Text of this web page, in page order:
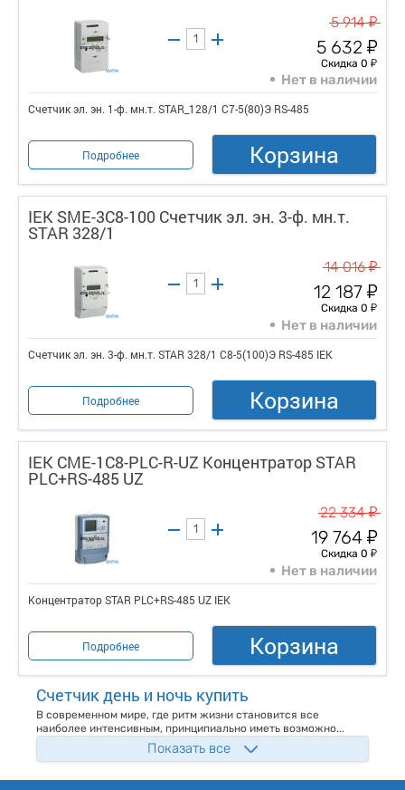
5 914у
5 632 у
Скидка 0 у
Нет в наличии
Счетчик эл. эн. 1-ф. мн.т. STAR_128/1 С7-5(80)Э RS-485
Подробнее Корзина
IEK SME-3C8-100 Счетчик эл. эн. 3-ф. мн.т.
STAR 328/1
14 016у
12 187 у
Скидка 0 у
Нет в наличии
Счетчик эл. эн. 3-ф. мн.т. STAR 328/1 С8-5(100)Э RS-485 IEK
Подробнее Корзина
IEK CME-1C8-PLC-R-UZ Концентратор STAR
PLC+RS-485 UZ
22 334у
19 764 у
Скидка 0 у
Нет в наличии
Концентратор STAR PLC+RS-485 UZ IEK
Подробнее Корзина
Счетчик день и ночь купить
В современном мире, где ритм жизни становится все
наиболее интенсивным, принципиально иметь возможно...
Показать все